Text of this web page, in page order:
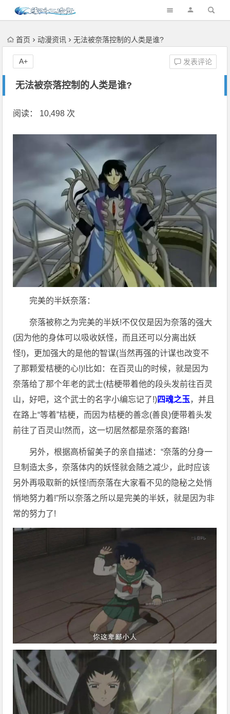
首页 动漫资讯 无法被奈落控制的人类是谁?
无法被奈落控制的人类是谁?
发表评论
A+
阅读： 10,498 次
完美的半妖奈落：
奈落被称之为完美的半妖!不仅仅是因为奈落的强大
(因为他的身体可以吸收妖怪，而且还可以分离出妖
怪!)，更加强大的是他的智谋(当然再强的计谋也改变不
了那颗爱桔梗的心!)!比如：在百灵山的时候，就是因为
奈落给了那个年老的武士(桔梗带着他的段头发前往百灵
山，好吧，这个武士的名字小编忘记了!)四魂之玉，并且
在路上“等着”桔梗，而因为桔梗的善念(善良)便带着头发
前往了百灵山!然而，这一切居然都是奈落的套路!
另外，根据高桥留美子的亲自描述：“奈落的分身一
旦制造太多，奈落体内的妖怪就会随之减少，此时应该
另外再吸取新的妖怪!而奈落在大家看不见的隐秘之处悄
悄地努力着!”所以奈落之所以是完美的半妖，就是因为非
常的努力了!